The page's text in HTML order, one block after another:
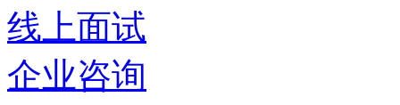
线上面试
企业咨询